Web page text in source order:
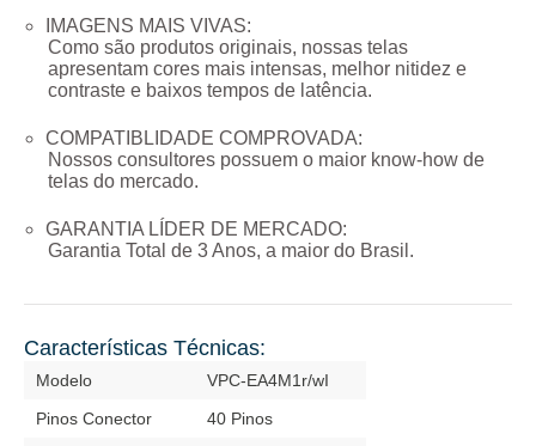
IMAGENS MAIS VIVAS:
Como são produtos originais, nossas telas
apresentam cores mais intensas, melhor nitidez e
contraste e baixos tempos de latência.
COMPATIBLIDADE COMPROVADA:
Nossos consultores possuem o maior know-how de
telas do mercado.
GARANTIA LÍDER DE MERCADO:
Garantia Total de 3 Anos, a maior do Brasil.
Características Técnicas:
Modelo
VPC-EA4M1r/wI
Pinos Conector
40 Pinos